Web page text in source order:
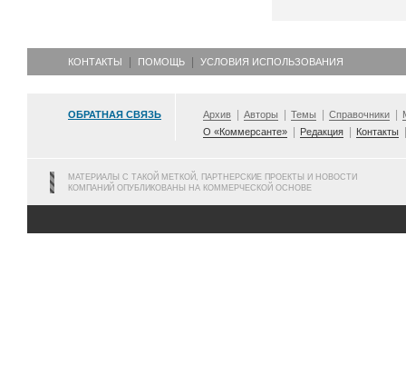
КОНТАКТЫ ПОМОЩЬ УСЛОВИЯ ИСПОЛЬЗОВАНИЯ
ОБРАТНАЯ СВЯЗЬ Архив Авторы Темы Справочники
О «Коммерсанте»
Редакция Контакты
МАТЕРИАЛЫ С ТАКОЙ МЕТКОЙ, ПАРТНЕРСКИЕ ПРОЕКТЫ И НОВОСТИ
КОМПАНИЙ ОПУБЛИКОВАНЫ НА КОММЕРЧЕСКОЙ ОСНОВЕ